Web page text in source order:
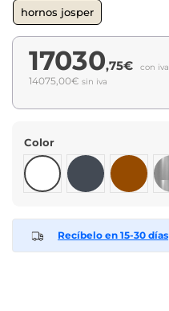
hornos josper
17030,75€ con iva
14075,00€ sin iva
Color
Blanco
Negro Marrón
Recíbelo en 15-30 días